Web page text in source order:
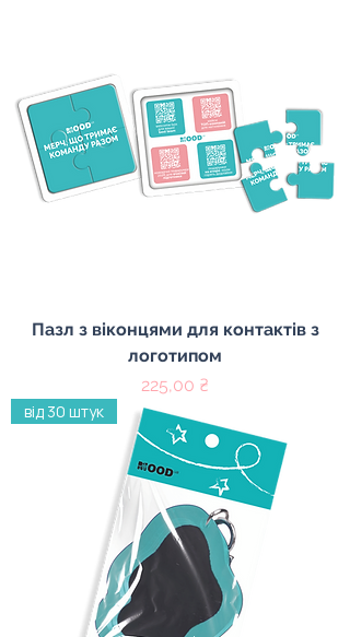
Пазл з віконцями для контактів з
логотипом
Ціна
225,00 ₴
від 30 штук